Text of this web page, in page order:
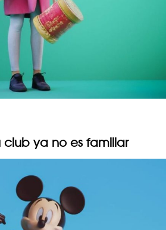
club ya no es familiar